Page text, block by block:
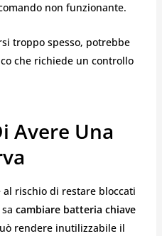
non funzionante.
troppo spesso, potrebbe
che richiede un controllo
Avere Una
al rischio di restare bloccati
cambiare batteria chiave
rendere inutilizzabile il